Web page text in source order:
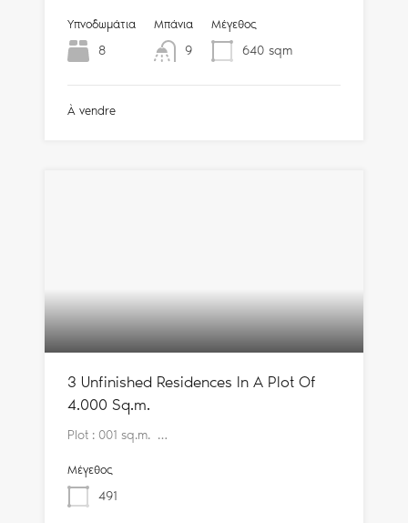
Υπνοδωμάτια
8
Μπάνια
9
Μέγεθος
640 sqm
À vendre
3 Unfinished Residences In A Plot Of
4.000 Sq.m.
Plot : 001 sq.m. …
Μέγεθος
491